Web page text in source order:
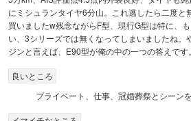
にミシュランタイヤ6分山。これ逃したら二度と
買いましたw残念ながらF型、現行G型は特に、
い、3シリーズでは無くなってしまいましたね。
ジンと言えば、E90型が俺の中の一つの答えです。
良いところ
プライベート、仕事、冠婚葬祭とシーンを